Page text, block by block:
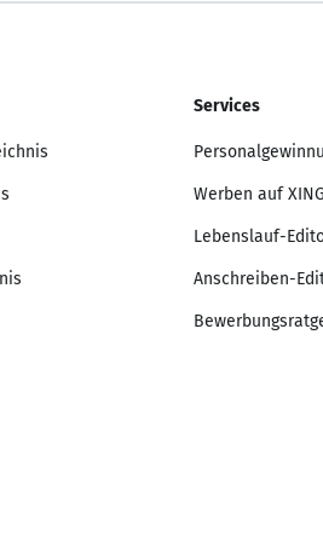
Services
Werben auf XING
Lebenslauf-
Anschreiben-